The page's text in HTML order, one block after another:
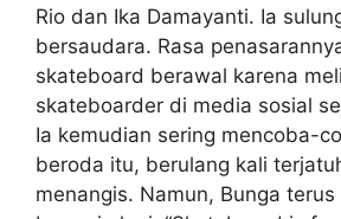
Rio dan Ika Damayanti. Ia
bersaudara. Rasa
skateboard berawal karena
skateboarder di media sosial
Ia kemudian sering mencoba-
beroda itu, berulang kali
menangis. Namun, Bunga